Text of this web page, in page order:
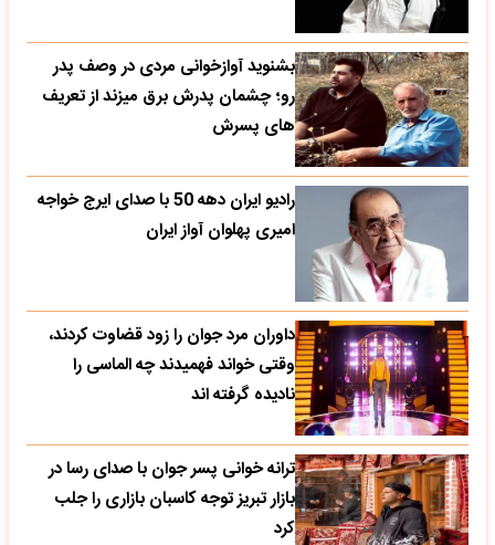
بشنوید آوازخوانی مردی در وصف پدر
رو؛ چشمان پدرش برق میزند از تعریف
های پسرش
رادیو ایران دهه 50 با صدای ایرج خواجه
امیری پهلوان آواز ایران
داوران مرد جوان را زود قضاوت کردند،
وقتی خواند فهمیدند چه الماسی را
نادیده گرفته اند
ترانه خوانی پسر جوان با صدای رسا در
بازار تبریز توجه کاسبان بازاری را جلب
کرد